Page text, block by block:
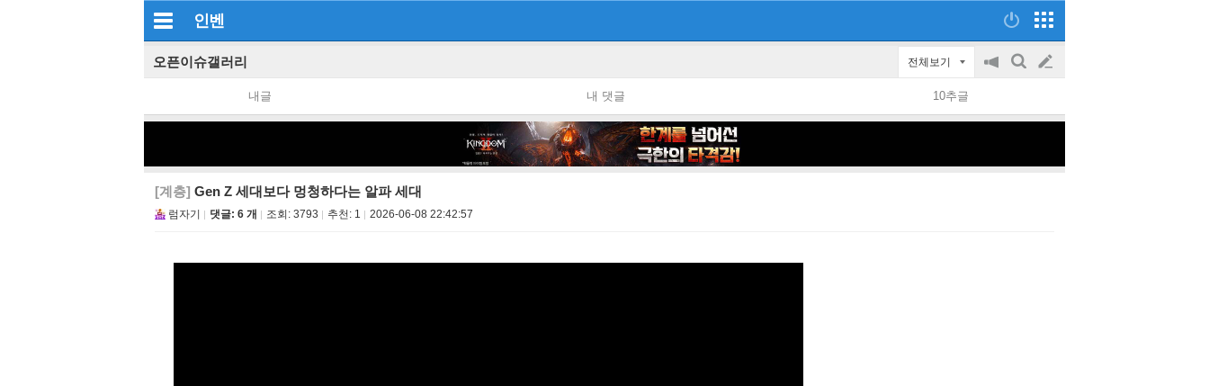
인벤
오픈이슈갤러리 전체보기
공
on/off
검
글
쓰
내글 내 댓글 10추글
[계층] Gen Z 세대보다 멍청하다는 알파 세대
럼자기 댓글: 6 개 조회: 3793 추천: 1 2026-06-08 22:42:57